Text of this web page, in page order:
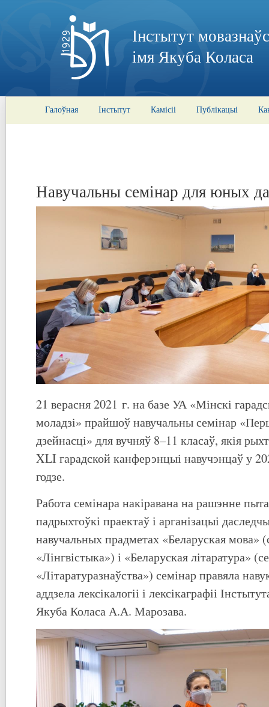
Інстытут
імя Якуба Коласа
Галоўная Інстытут Камісіі Публікацыі
Навучальны семінар для юных
21 верасня 2021 г. на базе УА «Мінскі
моладзі» прайшоў навучальны семінар
дзейнасці» для вучняў 8–11 класаў, якія
XLI гарадской канферэнцыі навучэнцаў у
годзе.
Работа семінара накіравана на рашэнне
падрыхтоўкі праектаў і арганізацыі
навучальных прадметах «Беларуская мова»
«Лінгвістыка») і «Беларуская літаратура»
«Літаратуразнаўства») семінар правяла
аддзела лексікалогіі і лексікаграфіі
Якуба Коласа А.А. Марозава.